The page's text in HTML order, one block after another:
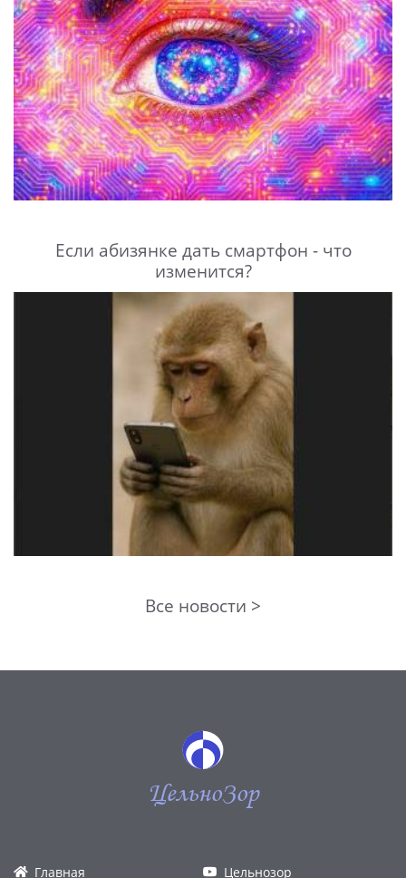
Если абизянке дать смартфон - что
изменится?
Все новости >
ЦельноЗор
Главная Цельнозор